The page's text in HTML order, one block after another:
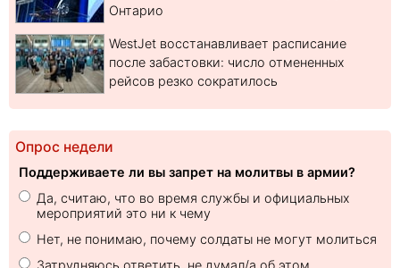
Онтарио
WestJet восстанавливает расписание
после забастовки: число отмененных
рейсов резко сократилось
Опрос недели
Поддерживаете ли вы запрет на молитвы в армии?
Да, считаю, что во время службы и официальных
мероприятий это ни к чему
Нет, не понимаю, почему солдаты не могут молиться
Затрудняюсь ответить, не думал/а об этом